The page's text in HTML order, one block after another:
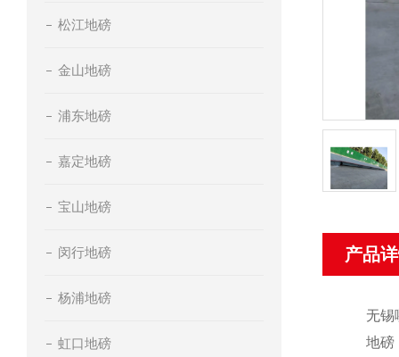
松江地磅
金山地磅
浦东地磅
嘉定地磅
宝山地磅
闵行地磅
杨浦地磅
虹口地磅
产品
无锡
地磅